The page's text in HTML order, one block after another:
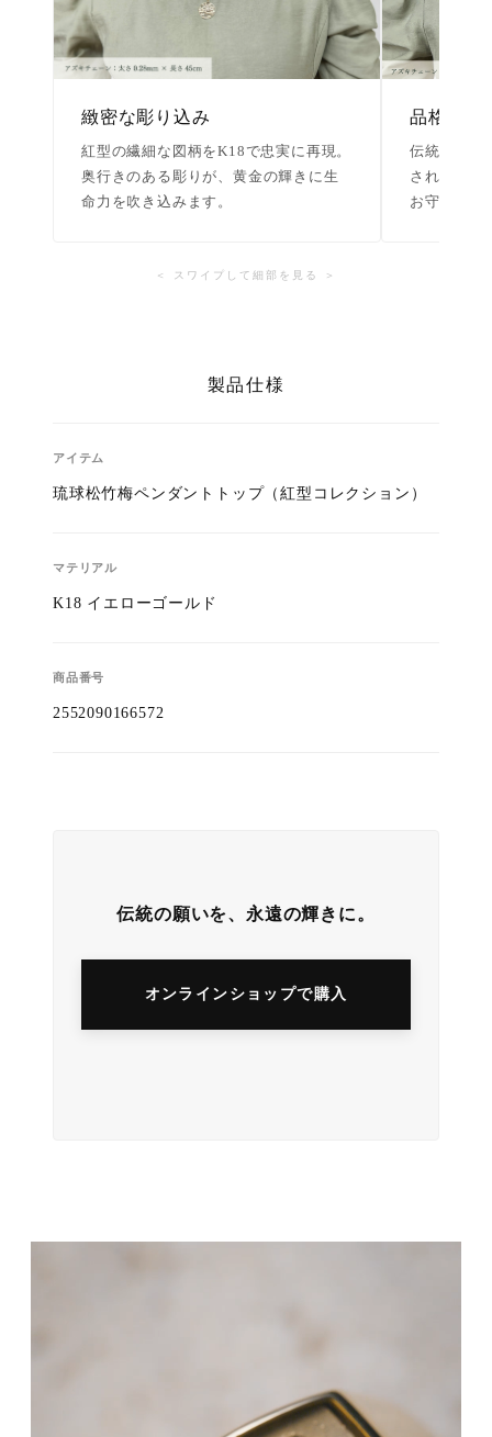
緻密な彫り込み
紅型の繊細な図柄をK18で忠実に再現。
奥行きのある彫りが、黄金の輝きに生
命力を吹き込みます。
品格ある
伝統的な松
された大人
お守りとし
＜ スワイプして細部を見る ＞
製品仕様
アイテム
琉球松竹梅ペンダントトップ（紅型コレクション）
マテリアル
K18 イエローゴールド
商品番号
2552090166572
伝統の願いを、永遠の輝きに。
オンラインショップで購入